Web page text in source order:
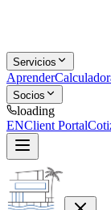
Servicios
Aprender
Socios
loading
ENClient Portal